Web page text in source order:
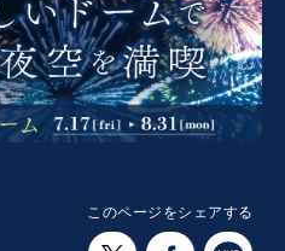
このページをシェアする